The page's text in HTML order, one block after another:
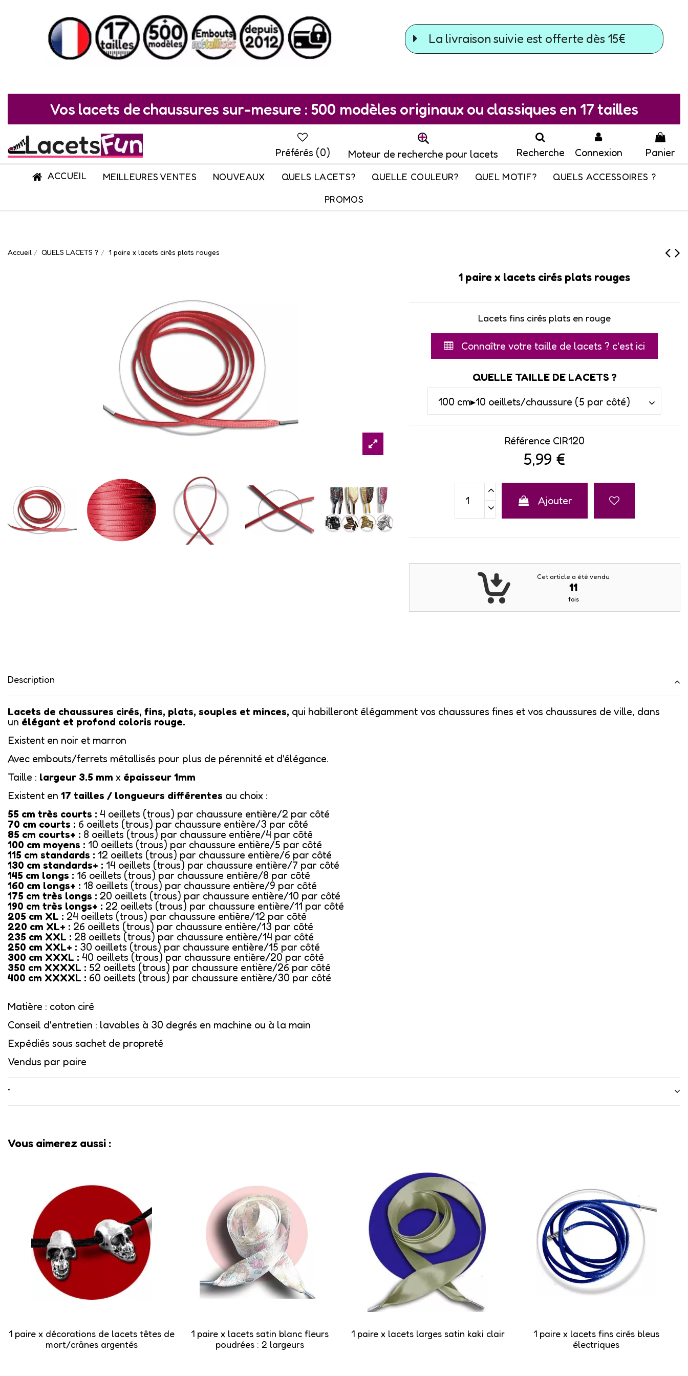
La livraison suivie est offerte dès 15€
Vos lacets de chaussures sur-mesure : 500 modèles originaux ou classiques en 17 tailles
Préférés (0) Moteur de recherche pour lacets Recherche Connexion Panier
ACCUEIL MEILLEURES VENTES NOUVEAUX QUELS LACETS? QUELLE COULEUR? QUEL MOTIF?
QUELS ACCESSOIRES ?
PROMOS
Accueil QUELS LACETS ? 1 paire x lacets cirés plats rouges
1 paire x lacets cirés plats rouges
Lacets fins cirés plats en rouge
Connaître votre taille de lacets ? c'est ici
QUELLE TAILLE DE LACETS ?
Référence CIR120
5,99 €
Ajouter
Cet article a été vendu
11
fois
Description
Lacets de chaussures cirés, fins, plats, souples et minces, qui habilleront élégamment vos chaussures fines et vos chaussures de ville, dans
un élégant et profond coloris rouge.
Existent en noir et marron
Avec embouts/ferrets métallisés pour plus de pérennité et d'élégance.
Taille : largeur 3.5 mm x épaisseur 1mm
Existent en 17 tailles / longueurs différentes au choix :
55 cm très courts : 4 oeillets (trous) par chaussure entière/2 par côté
70 cm courts : 6 oeillets (trous) par chaussure entière/3 par côté
85 cm courts+ : 8 oeillets (trous) par chaussure entière/4 par côté
100 cm moyens : 10 oeillets (trous) par chaussure entière/5 par côté
115 cm standards : 12 oeillets (trous) par chaussure entière/6 par côté
130 cm standards+ : 14 oeillets (trous) par chaussure entière/7 par côté
145 cm longs : 16 oeillets (trous) par chaussure entière/8 par côté
160 cm longs+ : 18 oeillets (trous) par chaussure entière/9 par côté
175 cm très longs : 20 oeillets (trous) par chaussure entière/10 par côté
190 cm très longs+ : 22 oeillets (trous) par chaussure entière/11 par côté
205 cm XL : 24 oeillets (trous) par chaussure entière/12 par côté
220 cm XL+ : 26 oeillets (trous) par chaussure entière/13 par côté
235 cm XXL : 28 oeillets (trous) par chaussure entière/14 par côté
250 cm XXL+ : 30 oeillets (trous) par chaussure entière/15 par côté
300 cm XXXL : 40 oeillets (trous) par chaussure entière/20 par côté
350 cm XXXXL : 52 oeillets (trous) par chaussure entière/26 par côté
400 cm XXXXL : 60 oeillets (trous) par chaussure entière/30 par côté
Matière : coton ciré
Conseil d'entretien : lavables à 30 degrés en machine ou à la main
Expédiés sous sachet de propreté
Vendus par paire
•
Vous aimerez aussi :
1 paire x ​décorations de lacets têtes de
mort/crânes argentés
1 paire x lacets satin blanc fleurs
poudrées : 2 largeurs
1 paire x lacets larges satin kaki clair
1 paire x lacets fins cirés bleus
électriques